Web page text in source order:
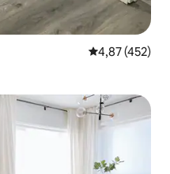
4,87 de uma
4,87 (452)